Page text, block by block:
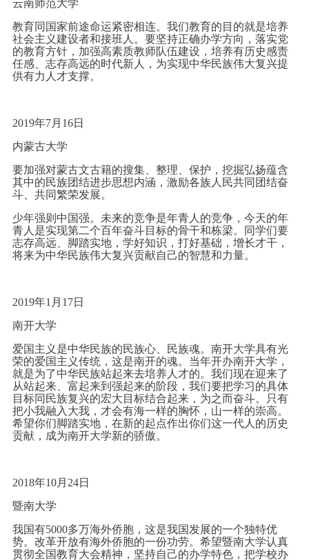
云南师范大学
教育同国家前途命运紧密相连。我们教育的目的就是培养
社会主义建设者和接班人。要坚持正确办学方向，落实党
的教育方针，加强高素质教师队伍建设，培养有历史感责
任感、志存高远的时代新人，为实现中华民族伟大复兴提
供有力人才支撑。
2019年7月16日
内蒙古大学
要加强对蒙古文古籍的搜集、整理、保护，挖掘弘扬蕴含
其中的民族团结进步思想内涵，激励各族人民共同团结奋
斗、共同繁荣发展。
少年强则中国强。未来的竞争是年青人的竞争，今天的年
青人是实现第二个百年奋斗目标的骨干和栋梁。同学们要
志存高远、脚踏实地，学好知识，打好基础，增长才干，
将来为中华民族伟大复兴贡献自己的智慧和力量。
2019年1月17日
南开大学
爱国主义是中华民族的民族心、民族魂。南开大学具有光
荣的爱国主义传统，这是南开的魂。当年开办南开大学，
就是为了中华民族站起来去培养人才的。我们现在迎来了
从站起来、富起来到强起来的阶段，我们要把学习的具体
目标同民族复兴的宏大目标结合起来，为之而奋斗。只有
把小我融入大我，才会有海一样的胸怀，山一样的崇高。
希望你们脚踏实地，在新的起点作出你们这一代人的历史
贡献，成为南开大学新的骄傲。
2018年10月24日
暨南大学
我国有5000多万海外侨胞，这是我国发展的一个独特优
势。改革开放有海外侨胞的一份功劳。希望暨南大学认真
贯彻全国教育大会精神，坚持自己的办学特色，把学校办